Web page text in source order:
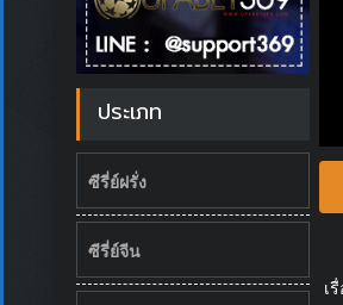
ประเภท
ซีรี่ย์ฝรั่ง
ซีรี่ย์จีน
เ